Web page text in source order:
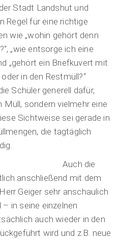
Stadt Landshut und
Regel für eine richtige
wie „wohin gehört denn
„wie entsorge ich eine
„gehört ein Briefkuvert mit
in den Restmüll?“
Schüler generell dafür,
sondern vielmehr eine
Sichtweise sei gerade in
die tagtäglich
Auch die
anschließend mit dem
Geiger sehr anschaulich
in seine einzelnen
auch wieder in den
wird und z.B. neue